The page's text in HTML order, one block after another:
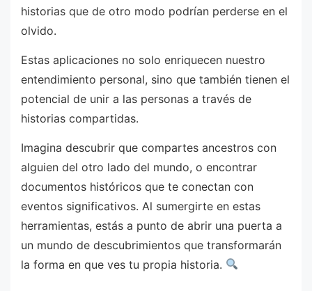
historias que de otro modo podrían perderse en el
olvido.
Estas aplicaciones no solo enriquecen nuestro
entendimiento personal, sino que también tienen el
potencial de unir a las personas a través de
historias compartidas.
Imagina descubrir que compartes ancestros con
alguien del otro lado del mundo, o encontrar
documentos históricos que te conectan con
eventos significativos. Al sumergirte en estas
herramientas, estás a punto de abrir una puerta a
un mundo de descubrimientos que transformarán
la forma en que ves tu propia historia.